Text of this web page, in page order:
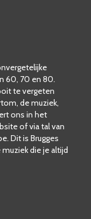
60, 70 en 80.
te vergeten
de muziek,
ons in het
of via tal van
Dit is Brugges
die je altijd